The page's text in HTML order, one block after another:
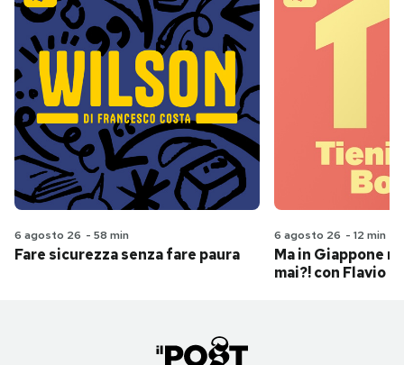
6 agosto 26 - 58 min
Fare sicurezza senza fare paura
6 agosto 26 - 12 min
Ma in Giappone
mai?! con Flavio